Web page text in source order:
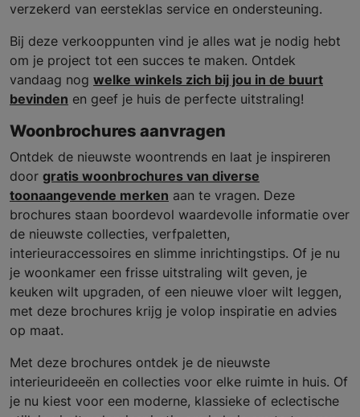
verzekerd van eersteklas service en ondersteuning.
Bij deze verkooppunten vind je alles wat je nodig hebt
om je project tot een succes te maken. Ontdek
vandaag nog welke winkels zich bij jou in de buurt
bevinden en geef je huis de perfecte uitstraling!
Woonbrochures aanvragen
Ontdek de nieuwste woontrends en laat je inspireren
door gratis woonbrochures van diverse
toonaangevende merken aan te vragen. Deze
brochures staan boordevol waardevolle informatie over
de nieuwste collecties, verfpaletten,
interieuraccessoires en slimme inrichtingstips. Of je nu
je woonkamer een frisse uitstraling wilt geven, je
keuken wilt upgraden, of een nieuwe vloer wilt leggen,
met deze brochures krijg je volop inspiratie en advies
op maat.
Met deze brochures ontdek je de nieuwste
interieurideeën en collecties voor elke ruimte in huis. Of
je nu kiest voor een moderne, klassieke of eclectische